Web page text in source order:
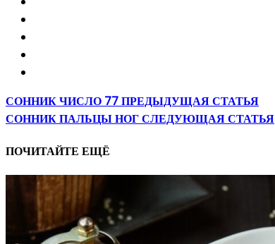
СОННИК ЧИСЛО 77ПРЕДЫДУЩАЯ СТАТЬЯ
СОННИК ПАЛЬЦЫ НОГСЛЕДУЮЩАЯ СТАТЬЯ
ПОЧИТАЙТЕ ЕЩЁ